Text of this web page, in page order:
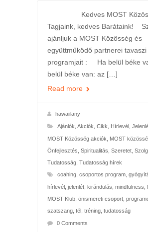
Kedves MOST
Tagjaink, kedves Barátaink!
ajánljuk a MOST Közösség és
együttműködő partnerei tavaszi
programjait : Ha belül béke
belül béke van: az […]
Read more
hawaiilany
Ajánlók Akciók Cikk Hírlevél,
MOST Közösség akciók MOST
Önfejlesztés Spiritualitás Szeretet,
Tudatosság, Tudatosság hírek
coahing, csoportos program,
hírlevél, jelenlét, kirándulás mindfulness
MOST Klub, önismereti csoport,
szatszang, tél, tréning, tudatosság
0 Comments